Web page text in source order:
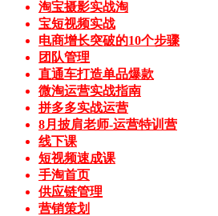
淘宝摄影实战淘
宝短视频实战
电商增长突破的10个步骤
团队管理
直通车打造单品爆款
微淘运营实战指南
拼多多实战运营
8月披肩老师-运营特训营
线下课
短视频速成课
手淘首页
供应链管理
营销策划